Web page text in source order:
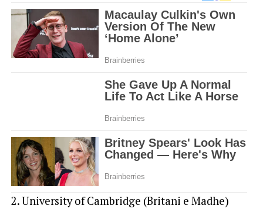
2. University of Cambridge (Britani e Madhe)